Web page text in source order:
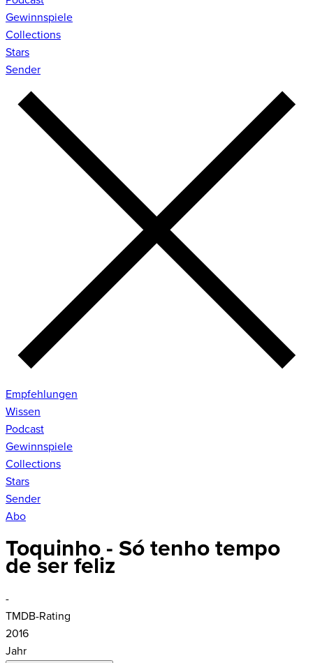
Gewinnspiele
Collections
Stars
Sender
Empfehlungen
Wissen
Podcast
Gewinnspiele
Collections
Stars
Sender
Abo
Toquinho - Só tenho tempo
de ser feliz
-
TMDB-Rating
2016
Jahr